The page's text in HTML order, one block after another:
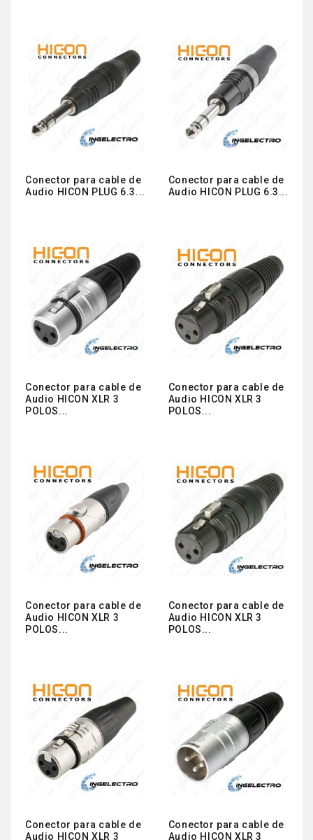
Conector para cable de
Audio HICON PLUG 6.3...
Conector para cable de
Audio HICON PLUG 6.3...
Conector para cable de
Audio HICON XLR 3
POLOS...
Conector para cable de
Audio HICON XLR 3
POLOS...
Conector para cable de
Audio HICON XLR 3
POLOS...
Conector para cable de
Audio HICON XLR 3
POLOS...
Conector para cable de
Audio HICON XLR 3
Conector para cable de
Audio HICON XLR 3